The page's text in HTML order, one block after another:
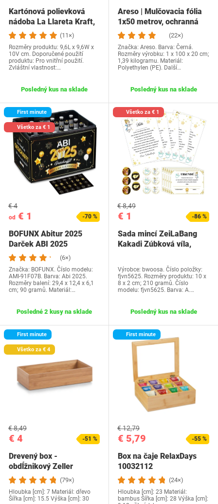
Kartónová polievková
nádoba La Llareta Kraft,
…
(11×)
Rozměry produktu: 9,6L x 9,6W x
10V cm. Doporučené použití
produktu: Pro vnitřní použití.
Zvláštní vlastnost:…
Posledný kus na sklade
Areso | Mulčovacia fólia
1x50 metrov, ochranná
fólia proti…
(22×)
Značka: Areso. Barva: Černá.
Rozměry výrobku: 1 x 100 x 20 cm;
1,39 kilogramu. Materiál:
Polyethylen (PE). Další…
Posledný kus na sklade
First minute
Všetko za € 1
od € 1
€ 4
-70 %
BOFUNX Abitur 2025
Darček ABI 2025
Banderole na pivnú
bedňu…
(6×)
Značka: BOFUNX. Číslo modelu:
AMI-91F07B. Barva: Abi 2025.
Rozměry balení: 29,4 x 12,4 x 6,1
cm; 90 gramů. Materiál:…
Posledné 2 kusy na sklade
Všetko za € 1
€ 1
€ 8,49
-86 %
Sada mincí ZeiLaBang
Kakadi Zúbková víla,
Výrobce: bwoosa. Číslo položky:
fjvn5625. Rozměry produktu: 10 x
8 x 2 cm; 210 gramů. Číslo
modelu: fjvn5625. Barva: A.…
Posledný kus na sklade
First minute
Všetko za € 4
€ 4
€ 8,49
-51 %
Drevený box -
obdĺžnikový Zeller
(79×)
Hloubka [cm]: 7 Materiál: dřevo
Šířka [cm]: 15.5 Výška [cm]: 30
First minute
€ 5,79
€ 12,79
-55 %
Box na čaje RelaxDays
10032112
(24×)
Hloubka [cm]: 23 Materiál:
bambus Šířka [cm]: 28 Výška [cm]: